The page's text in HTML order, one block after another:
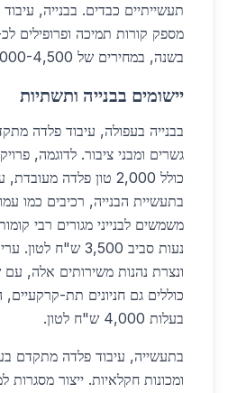
תעשייתיים כבדים. בבנייה,
בשנה, במחירים של 3,000-4,500 ש"ח לטון.
יישומים בבנייה ותשתיות
בבנייה בעפולה, עיבוד פלדה
בתעשיית הבנייה, רכיבים כמו
משמשים לבנייני מגורים רבי
נעות סביב 3,500
ונצרת נהנות משירותים אלה, עם
כוללים גם חניונים תת-
בעלות 4,000 ש"ח לטון.
בתעשייה, עיבוד פלדה מתקדם
ומכונות חקלאיות. ייצור מסגרות